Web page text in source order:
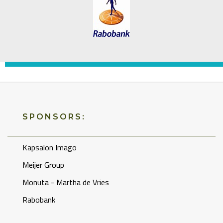
SPONSORS:
Kapsalon Imago
Meijer Group
Monuta - Martha de Vries
Rabobank